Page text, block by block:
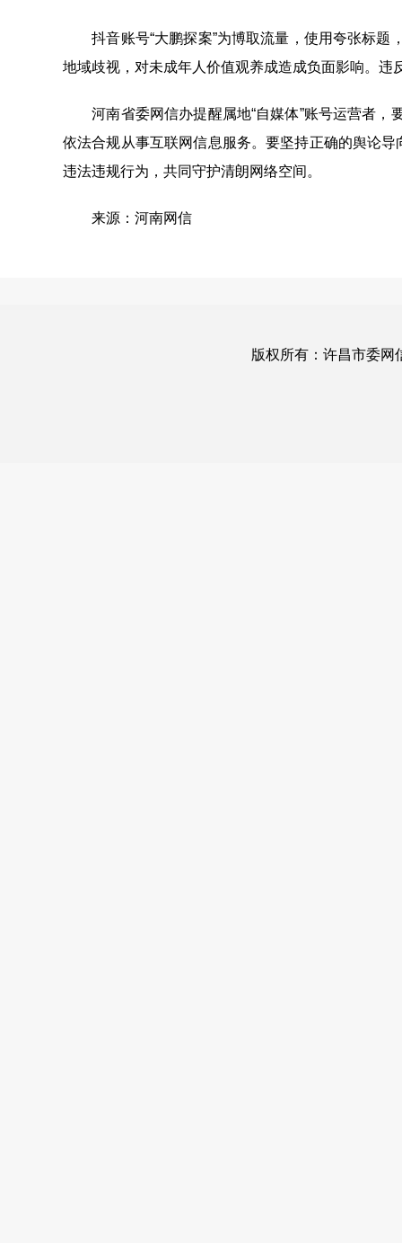
抖音账号“大鹏探案”为博取流量，使用夸张标题
地域歧视，对未成年人价值观养成造成负面影响。
河南省委网信办提醒属地“自媒体”账号运营者，
依法合规从事互联网信息服务。要坚持正确的舆论
违法违规行为，共同守护清朗网络空间。
来源：河南网信
版权所有：许昌市委